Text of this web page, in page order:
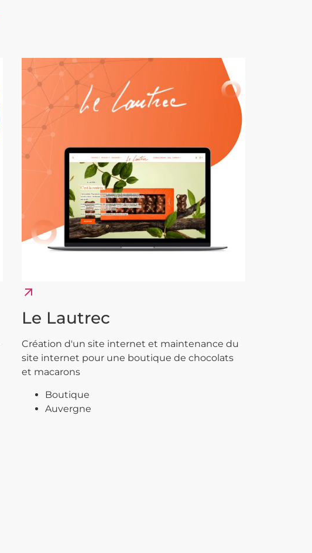
arrow_outward
Le Lautrec
Création d'un site internet et maintenance du
site internet pour une boutique de chocolats
et macarons
Boutique
Auvergne